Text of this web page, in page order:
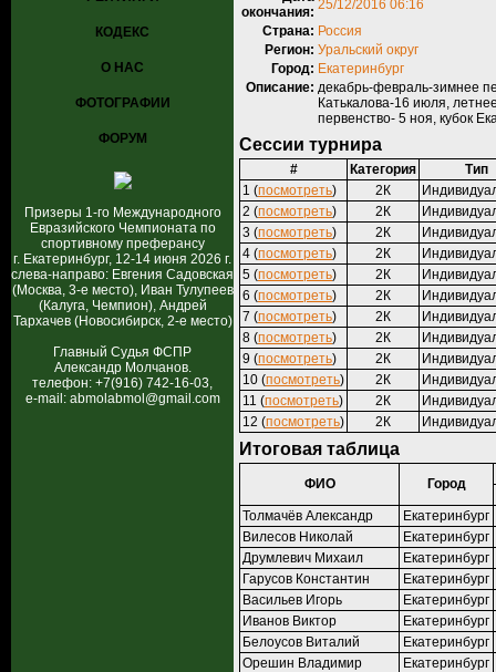
КОДЕКС
О НАС
ФОТОГРАФИИ
ФОРУМ
Призеры 1-го Международного
Евразийского Чемпионата по
спортивному преферансу
г. Екатеринбург, 12-14 июня 2026 г.
слева-направо: Евгения Садовская
(Москва, 3-е место), Иван Тулупеев
(Калуга, Чемпион), Андрей
Тархачев (Новосибирск, 2-е место)
Главный Судья ФСПР
Александр Молчанов.
телефон: +7(916) 742-16-03,
e-mail: abmolabmol@gmail.com
окончания: 25/12/2016 06:16
Страна: Россия
Регион: Уральский округ
Город: Екатеринбург
Описание: декабрь-февраль-зимнее
Катькалова-16 июля,
первенство- 5 ноя, кубок
Сессии турнира
# Категория
Тип
1 (посмотреть) 2К
2 (посмотреть) 2К
3 (посмотреть) 2К
4 (посмотреть) 2К
5 (посмотреть) 2К
6 (посмотреть) 2К
7 (посмотреть) 2К
8 (посмотреть) 2К
9 (посмотреть) 2К
10 (посмотреть) 2К
11 (посмотреть) 2К
12 (посмотреть) 2К
Итоговая таблица
ФИО Город
Толмачёв Александр
Екатеринбург
Вилесов Николай
Екатеринбург
Друмлевич Михаил
Екатеринбург
Гарусов Константин
Екатеринбург
Васильев Игорь
Екатеринбург
Иванов Виктор
Екатеринбург
Белоусов Виталий
Екатеринбург
Орешин Владимир
Екатеринбург